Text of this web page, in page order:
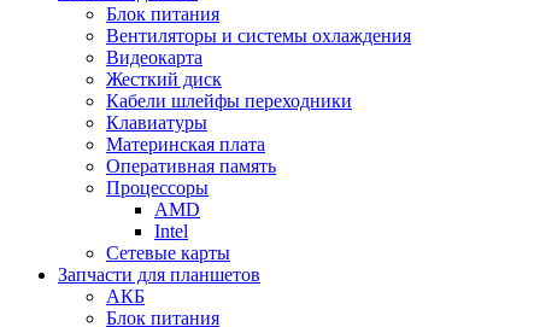
Блок питания
Вентиляторы и системы охлаждения
Видеокарта
Жесткий диск
Кабели шлейфы переходники
Клавиатуры
Материнская плата
Оперативная память
Процессоры
AMD
Intel
Сетевые карты
Запчасти для планшетов
АКБ
Блок питания